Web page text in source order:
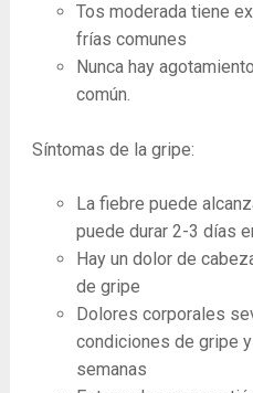
Tos moderada tiene
frías comunes
Nunca hay
común.
Síntomas de la gripe:
La fiebre puede
puede durar 2-3 días
Hay un dolor de
de gripe
Dolores corporales
condiciones de gripe
semanas